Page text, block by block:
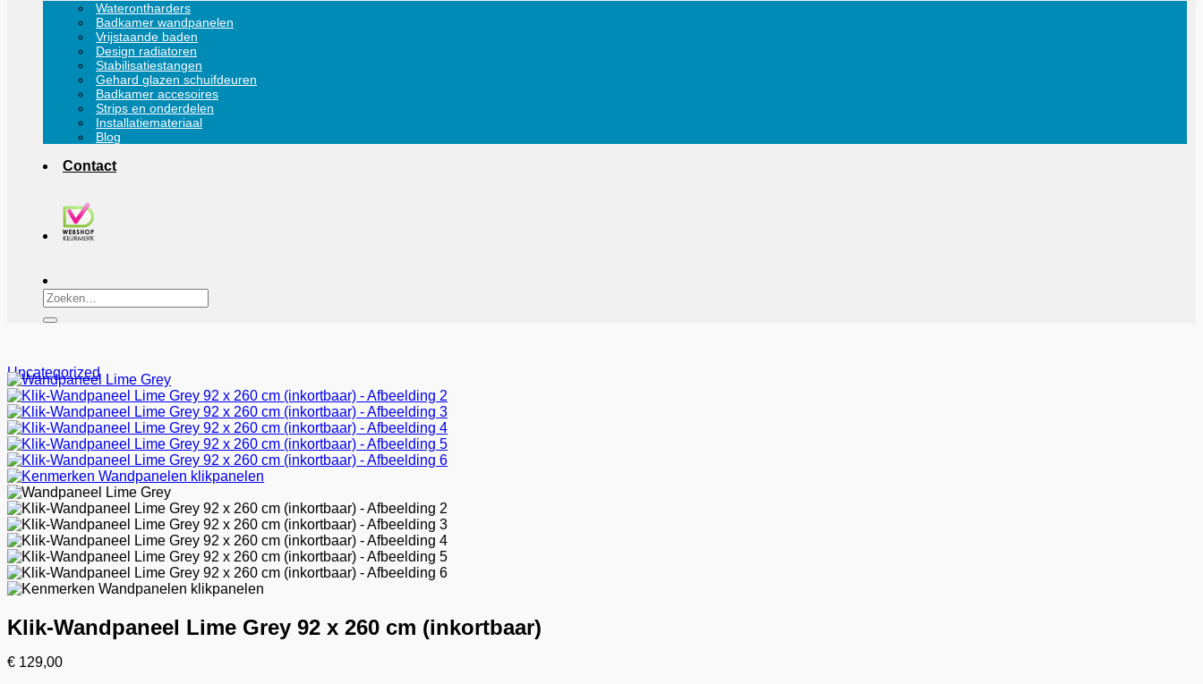
Waterontharders
Badkamer wandpanelen
Vrijstaande baden
Design radiatoren
Stabilisatiestangen
Gehard glazen schuifdeuren
Badkamer accesoires
Strips en onderdelen
Installatiemateriaal
Blog
Contact
Zoeken
naar:
Uncategorized
Klik-Wandpaneel Lime Grey 92 x 260 cm (inkortbaar)
€ 129,00